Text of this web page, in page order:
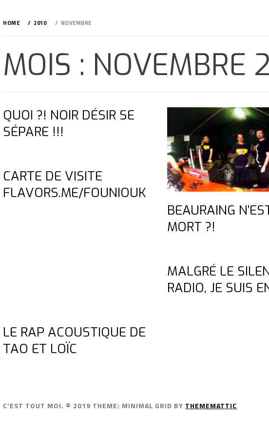
HOME 2010 NOVEMBRE
MOIS : NOVEMBRE
QUOI ?! NOIR DÉSIR SE
SÉPARE !!!
BEAURAING
MORT ?!
CARTE DE VISITE
FLAVORS.ME/FOUNIOUK
LE RAP ACOUSTIQUE DE
TAO ET LOÏC
MALGRÉ LE
RADIO, JE SUIS
C'EST TOUT MOI. © 2019 THEME: MINIMAL GRID BY THEMEMATTIC